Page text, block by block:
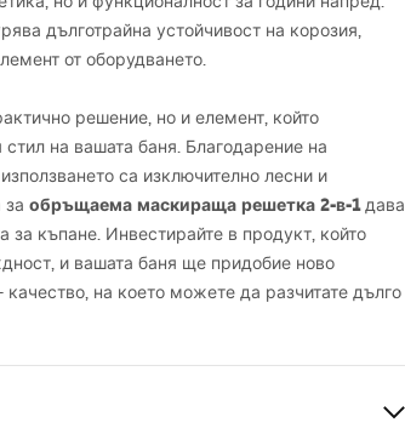
дълготрайна устойчивост на корозия,
от оборудването.
решение, но и елемент, който
на вашата баня. Благодарение на
са изключително лесни и
обръщаема маскираща решетка 2-в-1дава
за къпане. Инвестирайте в продукт, който
и вашата баня ще придобие ново
на което можете да разчитате дълго